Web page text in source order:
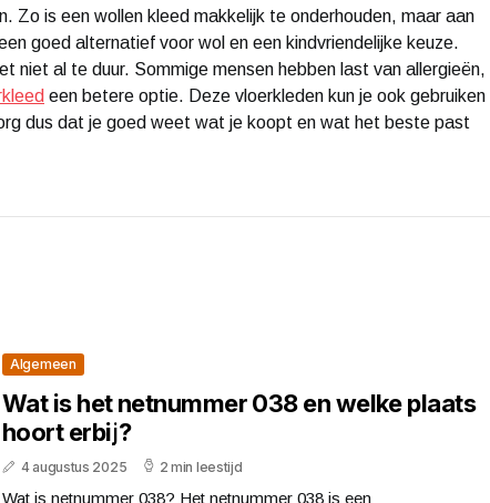
Zo is een wollen kleed makkelijk te onderhouden, maar aan
goed alternatief voor wol en een kindvriendelijke keuze.
niet al te duur. Sommige mensen hebben last van allergieën,
een betere optie. Deze vloerkleden kun je ook gebruiken
dus dat je goed weet wat je koopt en wat het beste past
Algemeen
Wat is het netnummer 038 en welke plaats
hoort erbij?
4 augustus 2025 2 min leestijd
Wat is netnummer 038? Het netnummer 038 is een